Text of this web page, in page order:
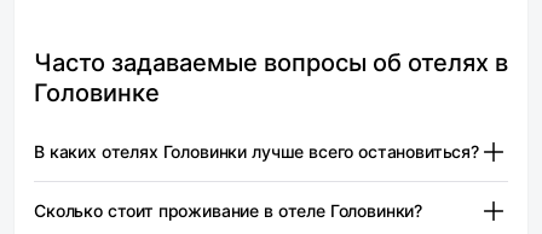
Часто задаваемые вопросы об отелях в
Головинке
В каких отелях Головинки лучше всего остановиться?
звёзд) — от 15 500 ₽
Сколько стоит проживание в отеле Головинки?